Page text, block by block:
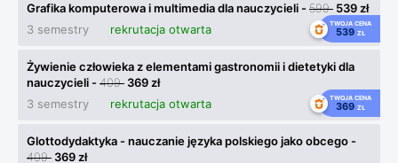
Grafika komputerowa i multimedia dla nauczycieli -599 539 zł
3 semestry
rekrutacja otwarta TWOJA CENA
539 ZŁ
Żywienie człowieka z elementami gastronomii i dietetyki dla
nauczycieli -409 369 zł
3 semestry
rekrutacja otwarta TWOJA CENA
369 ZŁ
Glottodydaktyka - nauczanie języka polskiego jako obcego -
409 369 zł